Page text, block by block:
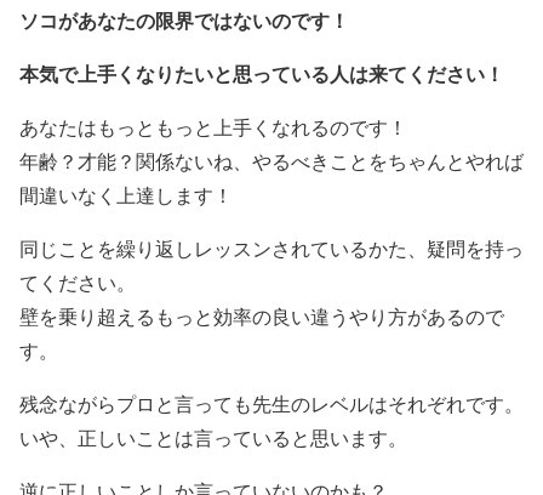
ソコがあなたの限界ではないのです！
本気で上手くなりたいと思っている人は来てください！
あなたはもっともっと上手くなれるのです！
年齢？才能？関係ないね、やるべきことをちゃんとやれば
間違いなく上達します！
同じことを繰り返しレッスンされているかた、疑問を持っ
てください。
壁を乗り超えるもっと効率の良い違うやり方があるので
す。
残念ながらプロと言っても先生のレベルはそれぞれです。
いや、正しいことは言っていると思います。